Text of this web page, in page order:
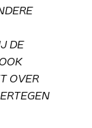
DE
OVER